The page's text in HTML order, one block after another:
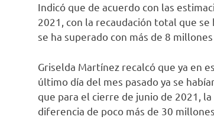
Indicó que de acuerdo con las
2021, con la recaudación total que
se ha superado con más de 8
Griselda Martínez recalcó que ya en
último día del mes pasado ya se
que para el cierre de junio de 2021,
diferencia de poco más de 30